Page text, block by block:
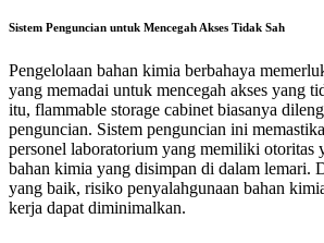
Sistem Penguncian untuk Mencegah Akses Tidak Sah
Pengelolaan bahan kimia berbahaya
yang memadai untuk mencegah akses yang
itu, flammable storage cabinet biasanya
penguncian. Sistem penguncian ini
personel laboratorium yang memiliki otoritas
bahan kimia yang disimpan di dalam lemari.
yang baik, risiko penyalahgunaan bahan
kerja dapat diminimalkan.